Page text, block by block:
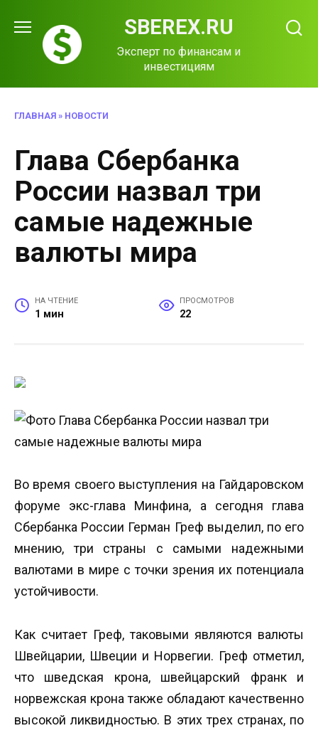
содержанию
SBEREX.RU
Эксперт по финансам и
инвестициям
ГЛАВНАЯ » НОВОСТИ
Глава Сбербанка
России назвал три
самые надежные
валюты мира
НА ЧТЕНИЕ
1 мин
ПРОСМОТРОВ
22
Во время своего выступления на Гайдаровском
форуме экс-глава Минфина, а сегодня глава
Сбербанка России Герман Греф выделил, по его
мнению, три страны с самыми надежными
валютами в мире с точки зрения их потенциала
устойчивости.
Как считает Греф, таковыми являются валюты
Швейцарии, Швеции и Норвегии. Греф отметил,
что шведская крона, швейцарский франк и
норвежская крона также обладают качественно
высокой ликвидностью. В этих трех странах, по